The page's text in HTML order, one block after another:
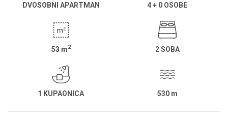
DVOSOBNI APARTMAN 4 + 0 OSOBE
53 m2 2 SOBA
1 KUPAONICA 530 m